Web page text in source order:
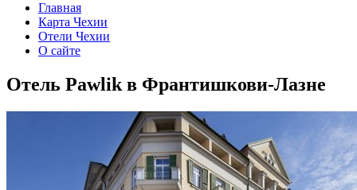
Главная
Карта Чехии
Отели Чехии
О сайте
Отель Pawlik в Франтишкови-Лазне